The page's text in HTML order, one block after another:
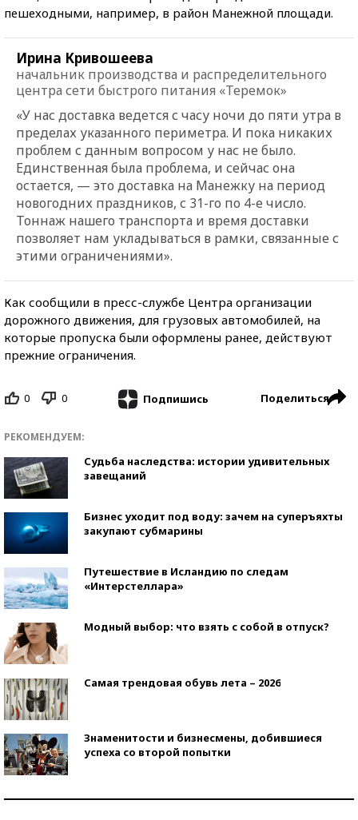
пешеходными, например, в район Манежной площади.
Ирина Кривошеева
начальник производства и распределительного
центра сети быстрого питания «Теремок»
«У нас доставка ведется с часу ночи до пяти утра в
пределах указанного периметра. И пока никаких
проблем с данным вопросом у нас не было.
Единственная была проблема, и сейчас она
остается, — это доставка на Манежку на период
новогодних праздников, с 31-го по 4-е число.
Тоннаж нашего транспорта и время доставки
позволяет нам укладываться в рамки, связанные с
этими ограничениями».
Как сообщили в пресс-службе Центра организации
дорожного движения, для грузовых автомобилей, на
которые пропуска были оформлены ранее, действуют
прежние ограничения.
0 0 Подпишись Поделиться
РЕКОМЕНДУЕМ:
Судьба наследства: истории удивительных
завещаний
Бизнес уходит под воду: зачем на суперъяхты
закупают субмарины
Путешествие в Исландию по следам
«Интерстеллара»
Модный выбор: что взять с собой в отпуск?
Самая трендовая обувь лета – 2026
Знаменитости и бизнесмены, добившиеся
успеха со второй попытки